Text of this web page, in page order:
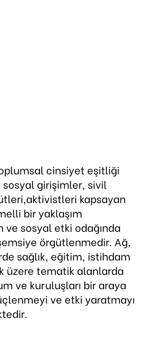
cinsiyet eşitliği
sosyal girişimler, sivil
kapsayan
bir yaklaşım
ve sosyal etki odağında
örgütlenmedir. Ağ,
sağlık, eğitim, istihdam
üzere tematik alanlarda
ve kuruluşları bir araya
ve etki yaratmayı